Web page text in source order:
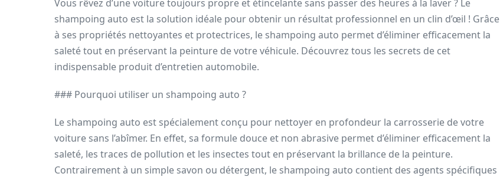
Vous rêvez d’une voiture toujours propre et étincelante sans passer des heures à la laver ? Le
shampoing auto est la solution idéale pour obtenir un résultat professionnel en un clin d’œil ! Grâce
à ses propriétés nettoyantes et protectrices, le shampoing auto permet d’éliminer efficacement la
saleté tout en préservant la peinture de votre véhicule. Découvrez tous les secrets de cet
indispensable produit d’entretien automobile.
### Pourquoi utiliser un shampoing auto ?
Le shampoing auto est spécialement conçu pour nettoyer en profondeur la carrosserie de votre
voiture sans l’abîmer. En effet, sa formule douce et non abrasive permet d’éliminer efficacement la
saleté, les traces de pollution et les insectes tout en préservant la brillance de la peinture.
Contrairement à un simple savon ou détergent, le shampoing auto contient des agents spécifiques